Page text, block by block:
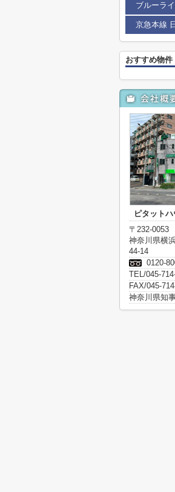
ブルーラ
京急本線
おすすめ物件
ピタット
〒232-0053
神奈川県横
44-14
0120-
TEL/045-
FAX/045-
神奈川県知